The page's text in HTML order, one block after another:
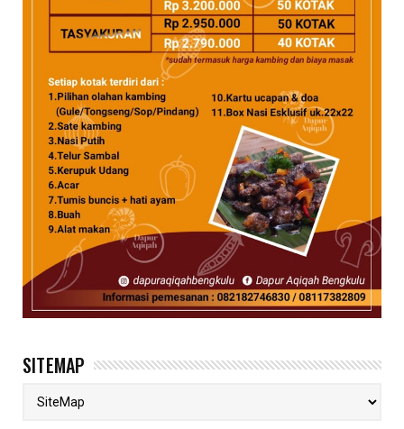
SITEMAP